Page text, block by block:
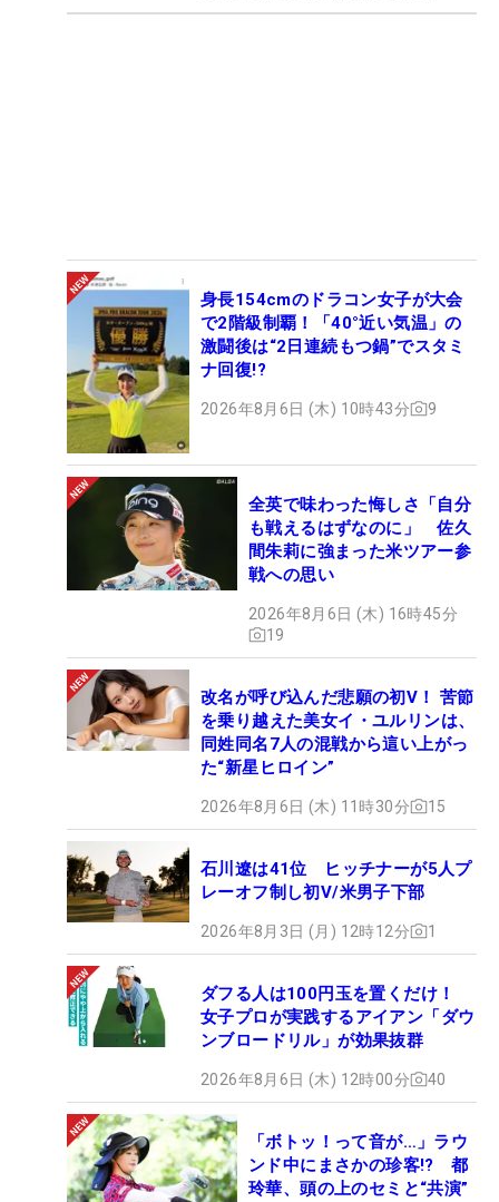
身長154cmのドラコン女子が大会
で2階級制覇！「40°近い気温」の
激闘後は“2日連続もつ鍋”でスタミ
ナ回復!?
2026年8月6日 (木) 10時43分 9
全英で味わった悔しさ「自分
も戦えるはずなのに」 佐久
間朱莉に強まった米ツアー参
戦への思い
2026年8月6日 (木) 16時45分
19
改名が呼び込んだ悲願の初V！ 苦節
を乗り越えた美女イ・ユルリンは、
同姓同名7人の混戦から這い上がっ
た“新星ヒロイン”
2026年8月6日 (木) 11時30分 15
石川遼は41位 ヒッチナーが5人プ
レーオフ制し初V/米男子下部
2026年8月3日 (月) 12時12分 1
ダフる人は100円玉を置くだけ！
女子プロが実践するアイアン「ダウ
ンブロードリル」が効果抜群
2026年8月6日 (木) 12時00分 40
「ボトッ！って音が…」ラウ
ンド中にまさかの珍客!? 都
玲華、頭の上のセミと“共演”